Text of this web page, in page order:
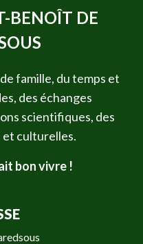
BENOÎT DE
famille, du temps et
des échanges
scientifiques, des
culturelles.
bon vivre !